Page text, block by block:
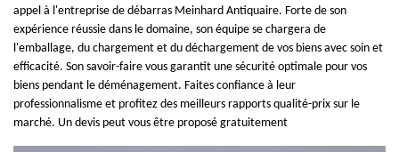
appel à l'entreprise de débarras Meinhard Antiquaire. Forte de son
expérience réussie dans le domaine, son équipe se chargera de
l'emballage, du chargement et du déchargement de vos biens avec soin et
efficacité. Son savoir-faire vous garantit une sécurité optimale pour vos
biens pendant le déménagement. Faites confiance à leur
professionnalisme et profitez des meilleurs rapports qualité-prix sur le
marché. Un devis peut vous être proposé gratuitement